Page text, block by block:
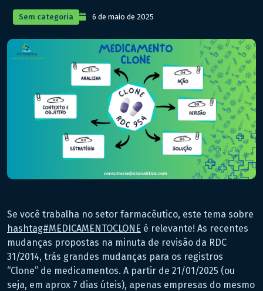
Sem categoria 6 de maio de 2025
Se você trabalha no setor farmacêutico, este tema sobre
hashtag#MEDICAMENTOCLONE é relevante! As recentes
mudanças propostas na minuta de revisão da RDC
31/2014, trás grandes mudanças para os registros
“Clone” de medicamentos. A partir de 21/01/2025 (ou
seja, em aprox 7 dias úteis), apenas empresas do mesmo